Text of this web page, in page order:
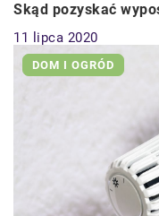
Skąd pozyskać
11 lipca 2020
DOM I OGRÓD